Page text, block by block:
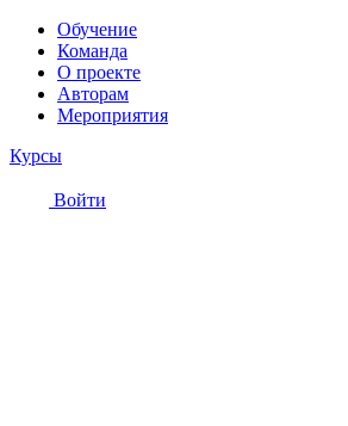
Обучение
Команда
О проекте
Авторам
Мероприятия
Курсы
Войти